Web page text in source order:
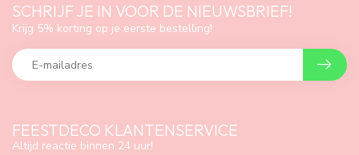
FEESTDECO KLANTENSERVICE
Altijd reactie binnen 24 uur!
SCHRIJF JE IN VOOR DE NIEUWSBRIEF!
Krijg 5% korting op je eerste bestelling!